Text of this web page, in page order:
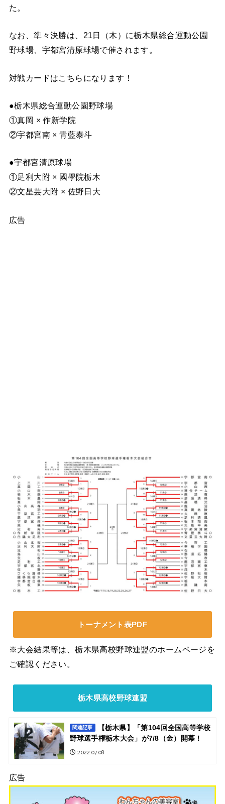
た。
なお、準々決勝は、21日（木）に栃木県総合運動公園
野球場、宇都宮清原球場で催されます。
対戦カードはこちらになります！
●栃木県総合運動公園野球場
①真岡 × 作新学院
②宇都宮南 × 青藍泰斗
●宇都宮清原球場
①足利大附 × 國學院栃木
②文星芸大附 × 佐野日大
広告
トーナメント表PDF
※大会結果等は、栃木県高校野球連盟のホームページを
ご確認ください。
栃木県高校野球連盟
関連記事
【栃木県】「第104回全国高等学校
野球選手権栃木大会」が7/8（金）開幕！
2022.07.08
広告